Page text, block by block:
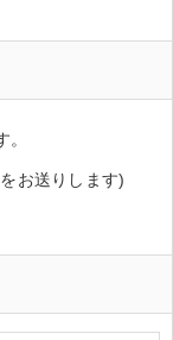
お送りします)